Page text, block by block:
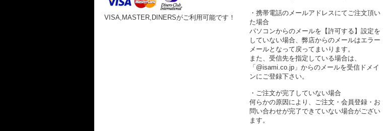
VISA,MASTER,DINERSがご利用可能です！
・携帯電話のメールアドレスにてご注文頂い
た場合
パソコンからのメールを【許可する】設定を
していない場合、弊店からのメールはエラー
メールとなって戻ってまいります。
また、受信先を指定している場合は、
「@isami.co.jp」からのメールを受信ドメイ
ンにご登録下さい。
・ご注文が完了していない場合
何らかの原因により、ご注文・会員登録・お
問い合わせが完了できていない場合がござい
ます。